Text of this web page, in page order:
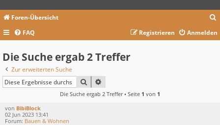
Foren-Übersicht
c
FAQ Anmelden
Registrieren
Die Suche ergab 2 Treffer
Zur erweiterten Suche
SUCHE
Die Suche ergab 2 Treffer • Seite 1 von 1
von BibiBlock
02 Jun 2023 13:41
Forum: Bauen & Wohnen